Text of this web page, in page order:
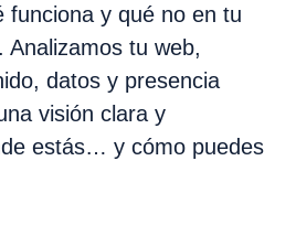
funciona y qué no en tu
Analizamos tu web,
datos y presencia
visión clara y
estás… y cómo puedes